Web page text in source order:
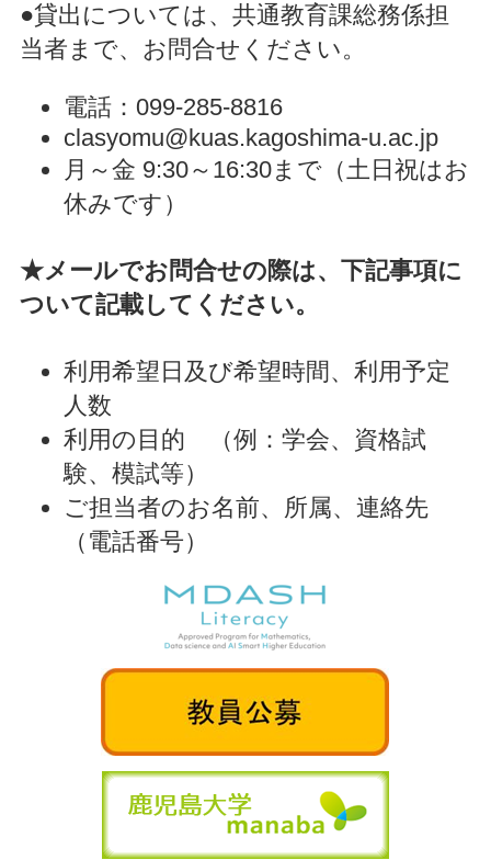
●貸出については、共通教育課総務係担
当者まで、お問合せください。
電話：099-285-8816
clasyomu@kuas.kagoshima-u.ac.jp
月～金 9:30～16:30まで（土日祝はお
休みです）
★メールでお問合せの際は、下記事項に
ついて記載してください。
利用希望日及び希望時間、利用予定
人数
利用の目的 （例：学会、資格試
験、模試等）
ご担当者のお名前、所属、連絡先
（電話番号）